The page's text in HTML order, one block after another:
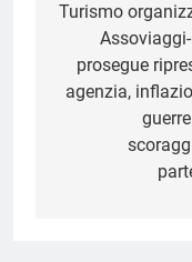
articoli
Turismo
Assoviaggi-
prosegue
agenzia,